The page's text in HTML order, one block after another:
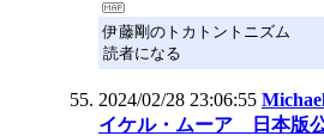
伊藤剛のトカトントニズム
読者になる
2024/02/28 23:06:55
イケル・ムーア 日本版